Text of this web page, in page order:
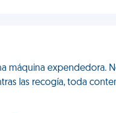
máquina expendedora.
las recogía, toda